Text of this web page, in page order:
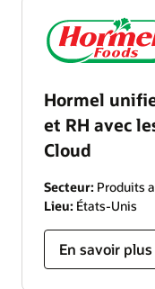
Hormel
et RH avec
Cloud
Secteur: Produits
Lieu: États-Unis
En savoir plus